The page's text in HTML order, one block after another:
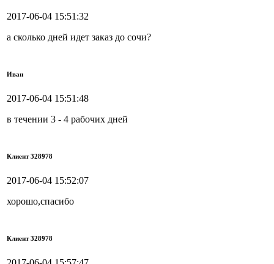
2017-06-04 15:51:32
а сколько дней идет заказ до сочи?
Иван
2017-06-04 15:51:48
в течении 3 - 4 рабочих дней
Клиент 328978
2017-06-04 15:52:07
хорошо,спасибо
Клиент 328978